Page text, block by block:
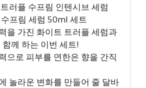
러플 수프림 인텐시브 세럼
프림 세럼 50ml 세트
을 가진 화이트 트러플 세럼과
께 하는 이번 세트!
으로 피부를 연한은 향을 간직
놀라운 변화를 만들어 줄 달바